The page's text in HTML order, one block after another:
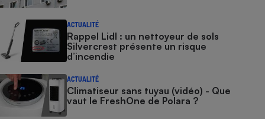
ACTUALITÉ
Rappel Lidl : un nettoyeur de sols
Silvercrest présente un risque
d’incendie
ACTUALITÉ
Climatiseur sans tuyau (vidéo) - Que
vaut le FreshOne de Polara ?